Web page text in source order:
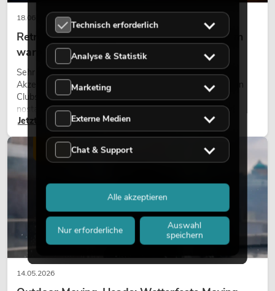
18.06.2026
Retro-Licht im modernen Lichtdesign: Warum
warmes Licht wieder wirkt
Sehr warmes Licht, sichtbare Leuchtflächen und farbige
Akzente prägen viele aktuelle Lichtdesigns auf Bühnen, in
Clubs und bei Events. Retro-Licht ist dabei kein rein
nostalgischer Effekt, sondern ein bewusst eingesetztes
Gestaltungsmittel: Es schafft Atmosphäre, gibt Szenen
Charakter und kann technische LED-Setups emotionaler
wirken lassen.
Jetzt lesen
14.05.2026
Technisch erforderlich
Analyse & Statistik
Marketing
Externe Medien
Chat & Support
Nur erforderliche
Auswahl
speichern
Alle akzeptieren